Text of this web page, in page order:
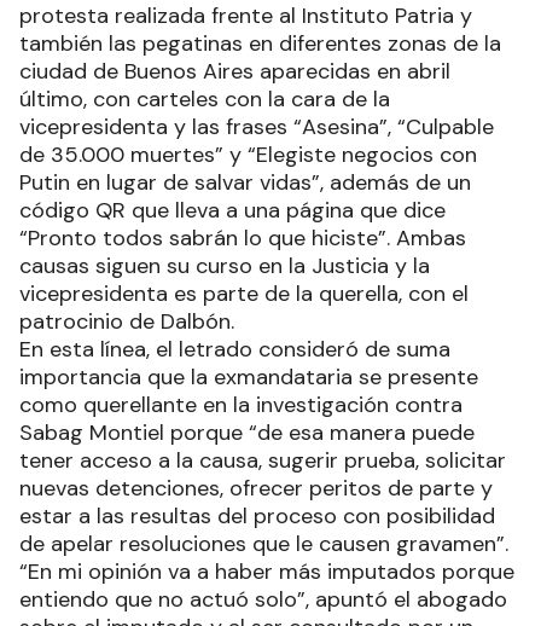
protesta realizada frente al Instituto Patria y
también las pegatinas en diferentes zonas de la
ciudad de Buenos Aires aparecidas en abril
último, con carteles con la cara de la
vicepresidenta y las frases “Asesina”, “Culpable
de 35.000 muertes” y “Elegiste negocios con
Putin en lugar de salvar vidas”, además de un
código QR que lleva a una página que dice
“Pronto todos sabrán lo que hiciste”. Ambas
causas siguen su curso en la Justicia y la
vicepresidenta es parte de la querella, con el
patrocinio de Dalbón.
En esta línea, el letrado consideró de suma
importancia que la exmandataria se presente
como querellante en la investigación contra
Sabag Montiel porque “de esa manera puede
tener acceso a la causa, sugerir prueba, solicitar
nuevas detenciones, ofrecer peritos de parte y
estar a las resultas del proceso con posibilidad
de apelar resoluciones que le causen gravamen”.
“En mi opinión va a haber más imputados porque
entiendo que no actuó solo”, apuntó el abogado